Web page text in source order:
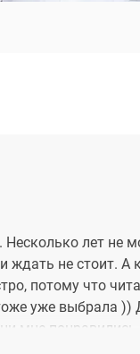
лет не
ждать не стоит. А
потому что
уже выбрала
мне
подтяжка и